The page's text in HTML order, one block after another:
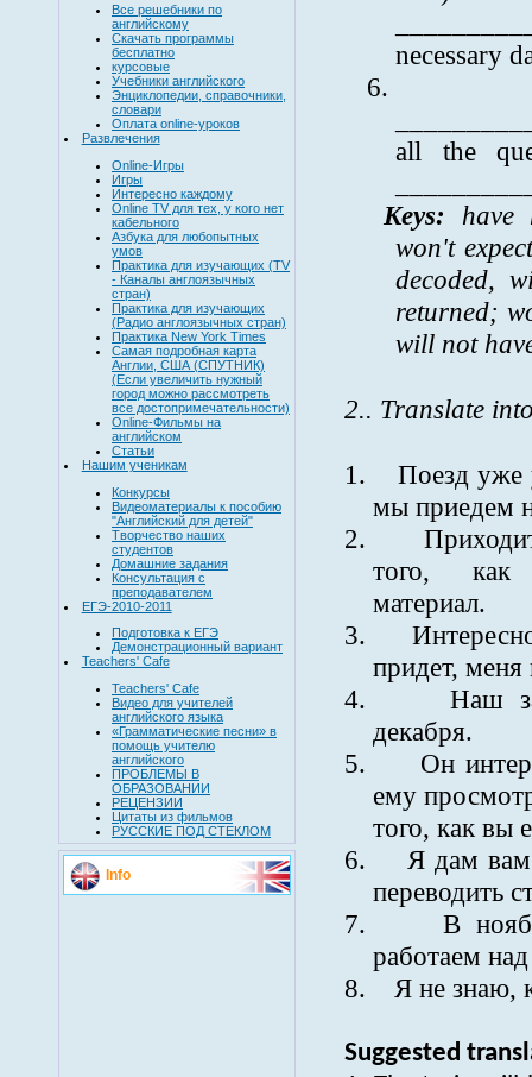
Все решебники по
английскому
Скачать программы
бесплатно
курсовые
Учебники английского
Энциклопедии, справочники,
словари
Оплата online-уроков
Развлечения
Online-Игры
Игры
Интересно каждому
Online TV для тех, у кого нет
кабельного
Азбука для любопытных
умов
Практика для изучающих (TV
- Каналы англоязычных
стран)
Практика для изучающих
(Радио англоязычных стран)
Практика New York Times
Самая подробная карта
Англии, США (СПУТНИК)
(Если увеличить нужный
город можно рассмотреть
все достопримечательности)
Online-Фильмы на
английском
Статьи
Нашим ученикам
Конкурсы
Видеоматериалы к пособию
"Английский для детей"
Творчество наших
студентов
Домашние задания
Консультация с
преподавателем
ЕГЭ-2010-2011
Подготовка к ЕГЭ
Демонстрационный вариант
Teachers' Cafe
Teachers' Cafe
Видео для учителей
английского языка
«Грамматические песни» в
помощь учителю
английского
ПРОБЛЕМЫ В
ОБРАЗОВАНИИ
РЕЦЕНЗИИ
Цитаты из фильмов
РУССКИЕ ПОД СТЕКЛОМ
Info
necessary
6.
all the
Keys: have
won't
decoded,
returned;
will not
2.. Translate
1.
Поезд уже
мы приедем
2.
того, как
материал.
3.
придет, меня
4.
Наш
декабря.
5.
Он
ему
того, как вы
6.
Я дам вам
переводить
7.
В
работаем
8.
Я не знаю,
Suggested